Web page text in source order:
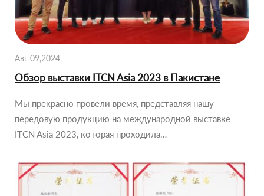
Авг 09,2024
Обзор выставки ITCN Asia 2023 в Пакистане
Мы прекрасно провели время, представляя нашу
передовую продукцию на международной выставке
ITCN Asia 2023, которая проходила…